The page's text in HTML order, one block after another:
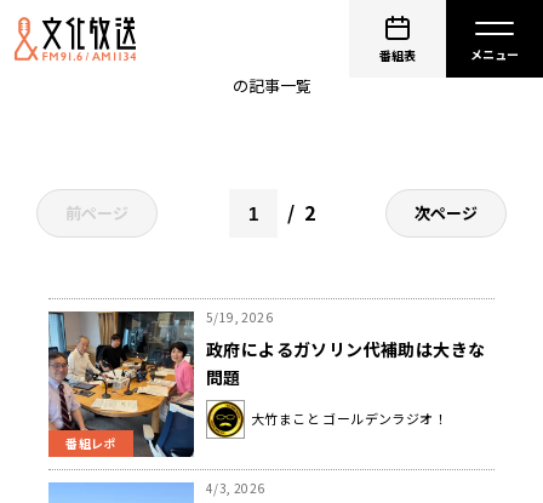
番組表
の記事一覧
前ページ 2 次ページ
番組レポ
5/19, 2026
政府によるガソリン代補助は大きな
問題
大竹まこと ゴールデンラジオ！
4/3, 2026